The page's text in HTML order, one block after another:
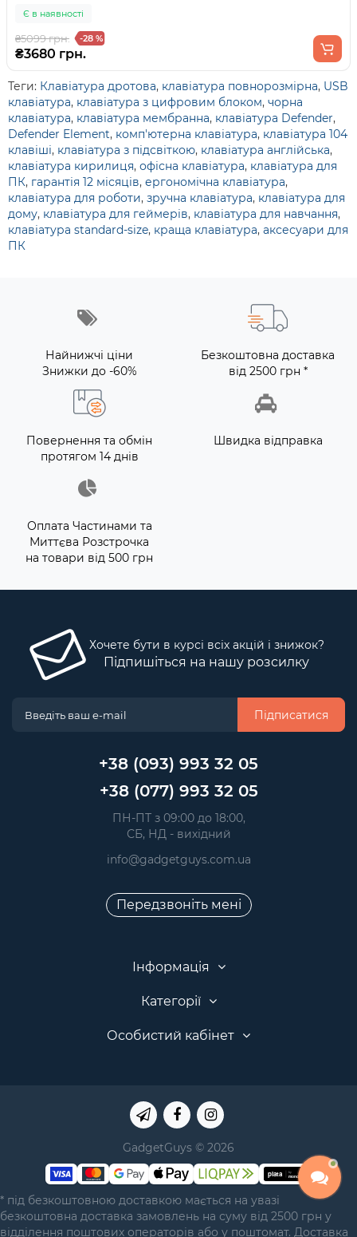
Є в наявності
₴5099 грн. -28 %
₴3680 грн.
Теги: Клавіатура дротова, клавіатура повнорозмірна, USB
клавіатура, клавіатура з цифровим блоком, чорна
клавіатура, клавіатура мембранна, клавіатура Defender,
Defender Element, комп'ютерна клавіатура, клавіатура 104
клавіші, клавіатура з підсвіткою, клавіатура англійська,
клавіатура кирилиця, офісна клавіатура, клавіатура для
ПК, гарантія 12 місяців, ергономічна клавіатура,
клавіатура для роботи, зручна клавіатура, клавіатура для
дому, клавіатура для геймерів, клавіатура для навчання,
клавіатура standard-size, краща клавіатура, аксесуари для
ПК
Найнижчі ціни
Знижки до -60%
Безкоштовна доставка
від 2500 грн *
Повернення та обмін
протягом 14 днів
Швидка відправка
Оплата Частинами та
Миттєва Розстрочка
на товари від 500 грн
Хочете бути в курсі всіх акцій і знижок?
Підпишіться на нашу розсилку
Підписатися
+38 (093) 993 32 05
+38 (077) 993 32 05
ПН-ПТ з 09:00 до 18:00,
СБ, НД - вихідний
info@gadgetguys.com.ua
Передзвоніть мені
Інформація
Категорії
Особистий кабінет
GadgetGuys © 2026
* під безкоштовною доставкою мається на увазі
безкоштовна доставка замовлень на суму від 2500 грн у
відділення поштових операторів або у поштомат. Доставка